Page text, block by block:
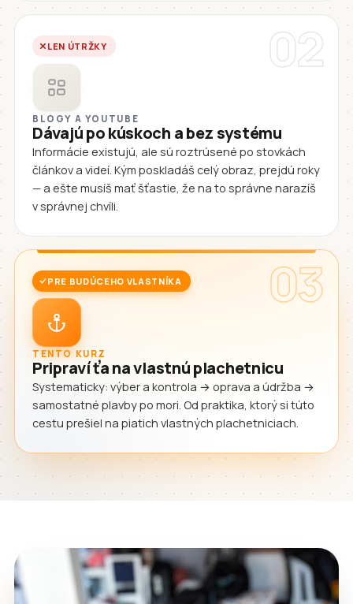
02
LEN ÚTRŽKY
BLOGY A YOUTUBE
Dávajú po kúskoch a bez systému
Informácie existujú, ale sú roztrúsené po stovkách
článkov a videí. Kým poskladáš celý obraz, prejdú roky
— a ešte musíš mať šťastie, že na to správne narazíš
v správnej chvíli.
03
PRE BUDÚCEHO VLASTNÍKA
TENTO KURZ
Pripraví ťa na vlastnú plachetnicu
Systematicky: výber a kontrola → oprava a údržba →
samostatné plavby po mori. Od praktika, ktorý si túto
cestu prešiel na piatich vlastných plachetniciach.